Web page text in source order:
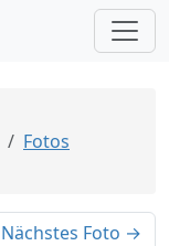
Fotos
Nächstes Foto →